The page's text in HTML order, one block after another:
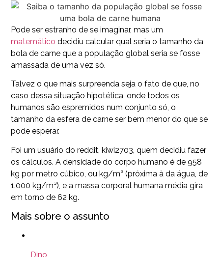
Pode ser estranho de se imaginar, mas um
matemático decidiu calcular qual seria o tamanho da
bola de carne que a população global seria se fosse
amassada de uma vez só.
Talvez o que mais surpreenda seja o fato de que, no
caso dessa situação hipotética, onde todos os
humanos são espremidos num conjunto só, o
tamanho da esfera de carne ser bem menor do que se
pode esperar.
Foi um usuário do reddit, kiwi2703, quem decidiu fazer
os cálculos. A densidade do corpo humano é de 958
kg por metro cúbico, ou kg/m³ (próxima à da água, de
1.000 kg/m³), e a massa corporal humana média gira
em torno de 62 kg.
Mais sobre o assunto
Dino